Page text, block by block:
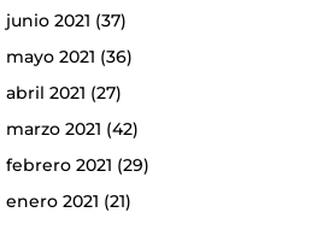
junio 2021 (37)
mayo 2021 (36)
abril 2021 (27)
marzo 2021 (42)
febrero 2021 (29)
enero 2021 (21)